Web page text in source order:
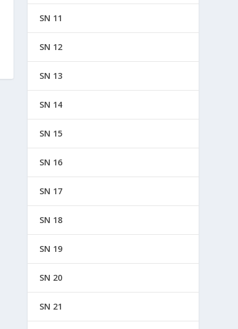
SN 11
SN 12
SN 13
SN 14
SN 15
SN 16
SN 17
SN 18
SN 19
SN 20
SN 21